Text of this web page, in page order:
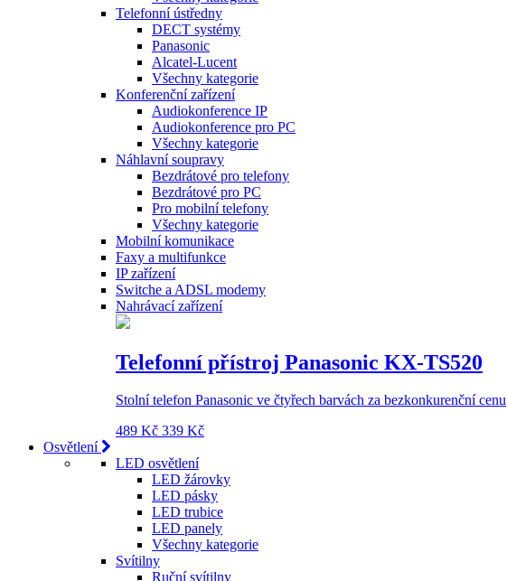
Telefonní ústředny
DECT systémy
Panasonic
Alcatel-Lucent
Všechny kategorie
Konferenční zařízení
Audiokonference IP
Audiokonference pro PC
Všechny kategorie
Náhlavní soupravy
Bezdrátové pro telefony
Bezdrátové pro PC
Pro mobilní telefony
Všechny kategorie
Mobilní komunikace
Faxy a multifunkce
IP zařízení
Switche a ADSL modemy
Nahrávací zařízení
Telefonní přístroj Panasonic KX-TS520
Stolní telefon Panasonic ve čtyřech barvách za bezkonkurenční cenu
489 Kč 339 Kč
Osvětlení
LED osvětlení
LED žárovky
LED pásky
LED trubice
LED panely
Všechny kategorie
Svítilny
Ruční svítilny